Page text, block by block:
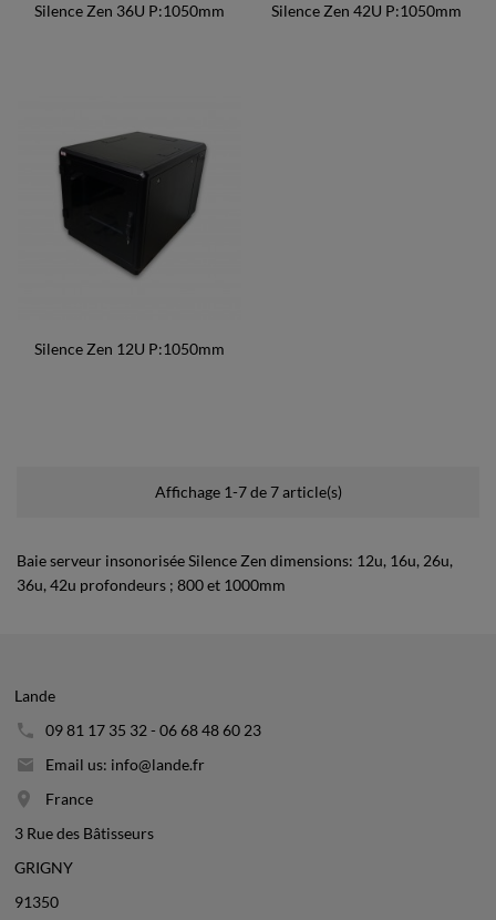
Silence Zen 36U P:1050mm Silence Zen 42U P:1050mm
Silence Zen 12U P:1050mm
Affichage 1-7 de 7 article(s)
Baie serveur insonorisée Silence Zen dimensions: 12u, 16u, 26u,
36u, 42u profondeurs ; 800 et 1000mm
Lande
09 81 17 35 32 - 06 68 48 60 23
Email us: info@lande.fr
France
3 Rue des Bâtisseurs
GRIGNY
91350